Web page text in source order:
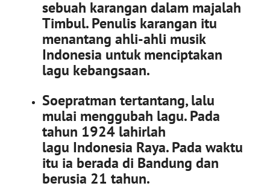
sebuah karangan dalam majalah
Timbul. Penulis karangan itu
menantang ahli-ahli musik
Indonesia untuk menciptakan
lagu kebangsaan.
Soepratman tertantang, lalu
mulai menggubah lagu. Pada
tahun 1924 lahirlah
lagu Indonesia Raya. Pada waktu
itu ia berada di Bandung dan
berusia 21 tahun.